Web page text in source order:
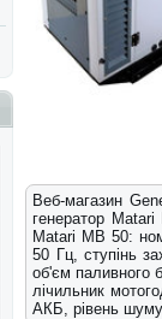
Веб-магазин
генератор Matari
Matari MB 50:
50 Гц, ступінь
об'єм паливного
лічильник
АКБ, рівень